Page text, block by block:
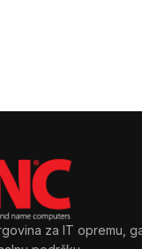
za IT opremu,